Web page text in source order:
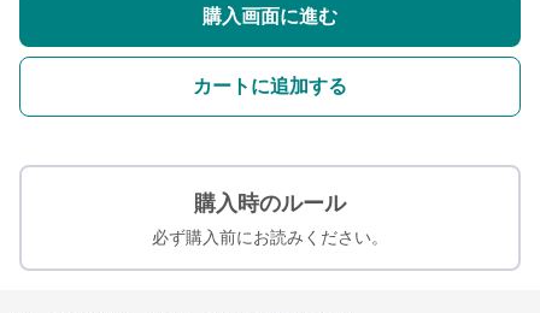
購入画面に進む
カートに追加する
購入時のルール
必ず購入前にお読みください。